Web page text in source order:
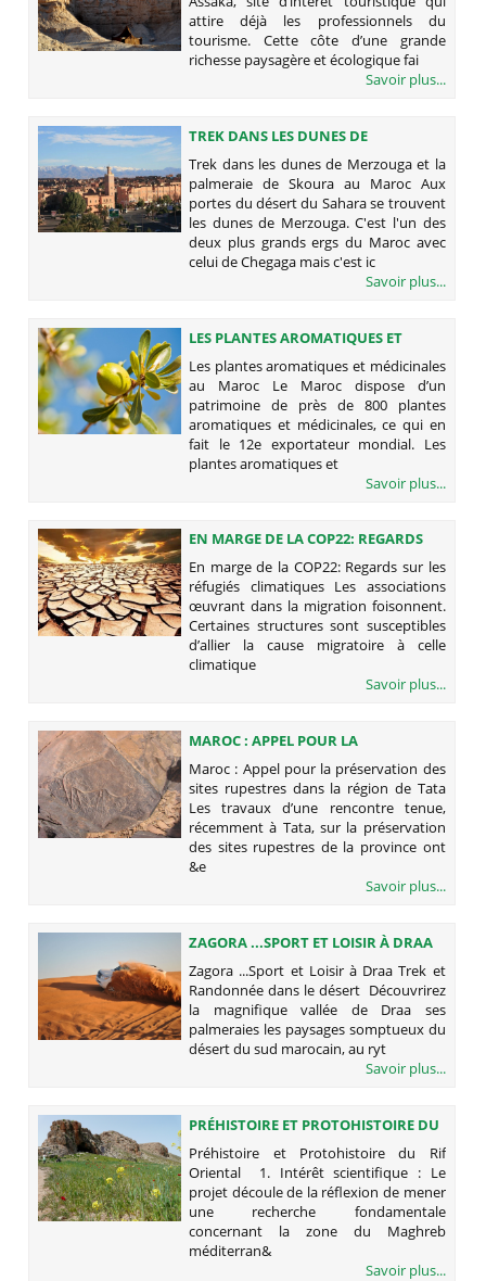
attire déjà les professionnels du
tourisme. Cette côte d’une grande
richesse paysagère et écologique fai
Savoir plus...
TREK DANS LES DUNES DE
MERZOUGA ET LA PALMERAIE DE
SKOURA AU MAROC
Trek dans les dunes de Merzouga et la
palmeraie de Skoura au Maroc Aux
portes du désert du Sahara se trouvent
les dunes de Merzouga. C'est l'un des
deux plus grands ergs du Maroc avec
celui de Chegaga mais c'est ic
Savoir plus...
LES PLANTES AROMATIQUES ET
MÉDICINALES AU MAROC
Les plantes aromatiques et médicinales
au Maroc Le Maroc dispose d’un
patrimoine de près de 800 plantes
aromatiques et médicinales, ce qui en
fait le 12e exportateur mondial. Les
plantes aromatiques et
Savoir plus...
EN MARGE DE LA COP22: REGARDS
SUR LES RÉFUGIÉS CLIMATIQUES
En marge de la COP22: Regards sur les
réfugiés climatiques Les associations
œuvrant dans la migration foisonnent.
Certaines structures sont susceptibles
d’allier la cause migratoire à celle
climatique
Savoir plus...
MAROC : APPEL POUR LA
PRÉSERVATION DES SITES RUPESTRES
DANS LA RÉGION DE TATA
Maroc : Appel pour la préservation des
sites rupestres dans la région de Tata
Les travaux d’une rencontre tenue,
récemment à Tata, sur la préservation
des sites rupestres de la province ont
&e
Savoir plus...
ZAGORA ...SPORT ET LOISIR À DRAA
Zagora ...Sport et Loisir à Draa Trek et
Randonnée dans le désert Découvrirez
la magnifique vallée de Draa ses
palmeraies les paysages somptueux du
désert du sud marocain, au ryt
Savoir plus...
PRÉHISTOIRE ET PROTOHISTOIRE DU
RIF ORIENTAL
Préhistoire et Protohistoire du Rif
Oriental 1. Intérêt scientifique : Le
projet découle de la réflexion de mener
une recherche fondamentale
concernant la zone du Maghreb
méditerran&
Savoir plus...